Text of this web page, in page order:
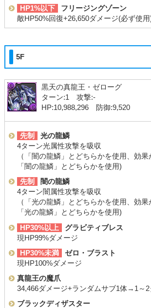
HP1%以下
フリージングゾーン
敵HP50%回復+26,650ダメージ(必ず使用
5F
黒天の真龍王・ゼローグ
ターン:1 攻撃:-
HP:10,988,296 防御:9,520
先制
光の龍鱗
4ターン光属性攻撃を吸収
（「闇の龍鱗」とどちらかを使用、効
「闇の龍鱗」とどちらかを使用)
先制
闇の龍鱗
4ターン闇属性攻撃を吸収
（「光の龍鱗」とどちらかを使用、効
「光の龍鱗」とどちらかを使用)
HP30%以上
グラビティブレス
現HP99%ダメージ
HP30%未満
ゼロ・ブラスト
現HP100%ダメージ
真龍王の魔爪
34,466ダメージ+ランダムサブ1体→1～2
ブラックディザスター